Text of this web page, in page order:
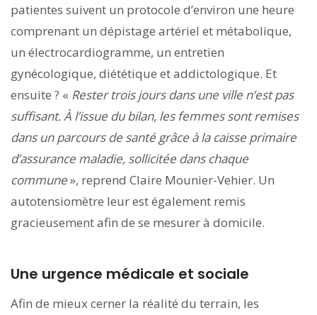
patientes suivent un protocole d’environ une heure
comprenant un dépistage artériel et métabolique,
un électrocardiogramme, un entretien
gynécologique, diététique et addictologique. Et
ensuite ? « Rester trois jours dans une ville n’est pas
suffisant. À l’issue du bilan, les femmes sont remises
dans un parcours de santé grâce à la caisse primaire
d’assurance maladie, sollicitée dans chaque
commune», reprend Claire Mounier-Vehier. Un
autotensiomètre leur est également remis
gracieusement afin de se mesurer à domicile.
Une urgence médicale et sociale
Afin de mieux cerner la réalité du terrain, les